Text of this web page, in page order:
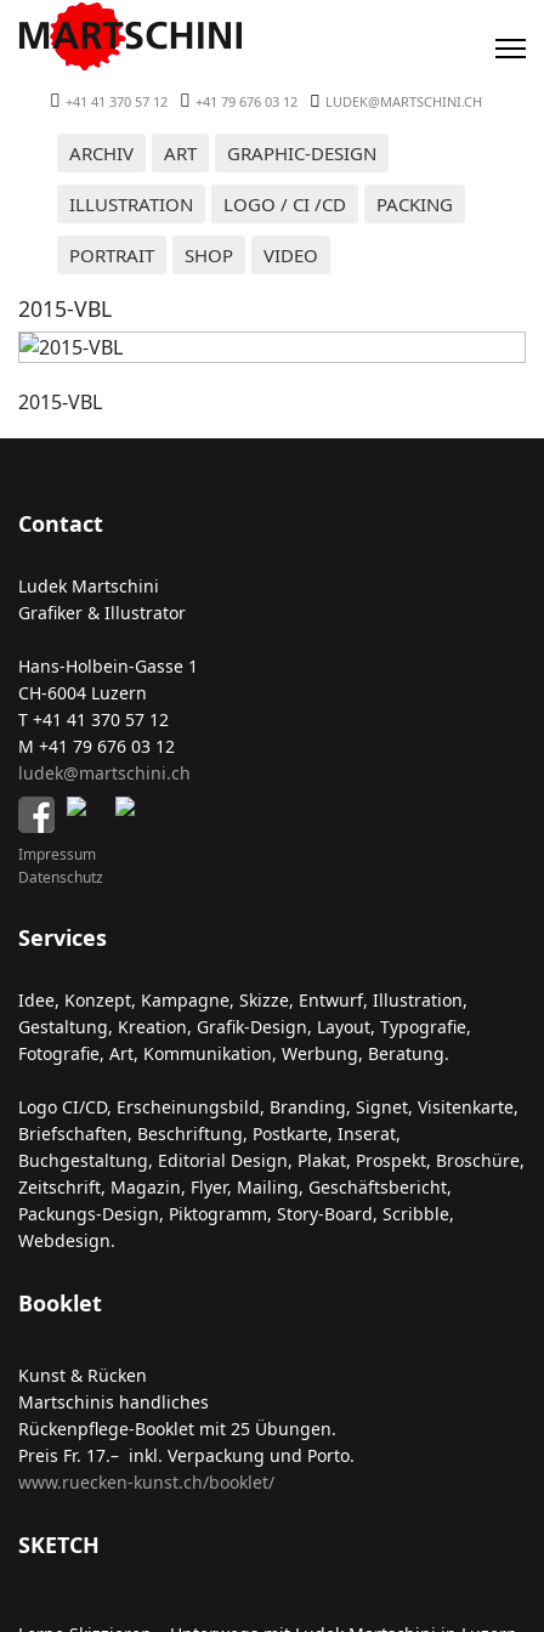
+41 41 370 57 12 +41 79 676 03 12 LUDEK@MARTSCHINI.CH
ARCHIV ART GRAPHIC-DESIGN
ILLUSTRATION LOGO / CI /CD PACKING
PORTRAIT SHOP VIDEO
2015-VBL
2015-VBL
Contact
Ludek Martschini
Grafiker & Illustrator
Hans-Holbein-Gasse 1
CH-6004 Luzern
T +41 41 370 57 12
M +41 79 676 03 12
ludek@martschini.ch
Impressum
Datenschutz
Services
Idee, Konzept, Kampagne, Skizze, Entwurf, Illustration,
Gestaltung, Kreation, Grafik-Design, Layout, Typografie,
Fotografie, Art, Kommunikation, Werbung, Beratung.
Logo CI/CD, Erscheinungsbild, Branding, Signet, Visitenkarte,
Briefschaften, Beschriftung, Postkarte, Inserat,
Buchgestaltung, Editorial Design, Plakat, Prospekt, Broschüre,
Zeitschrift, Magazin, Flyer, Mailing, Geschäftsbericht,
Packungs-Design, Piktogramm, Story-Board, Scribble,
Webdesign.
Booklet
Kunst & Rücken
Martschinis handliches
Rückenpflege-Booklet mit 25 Übungen.
Preis Fr. 17.– inkl. Verpackung und Porto.
www.ruecken-kunst.ch/booklet/
SKETCH